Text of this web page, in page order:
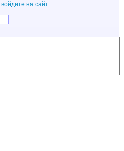
войдите на сайт.